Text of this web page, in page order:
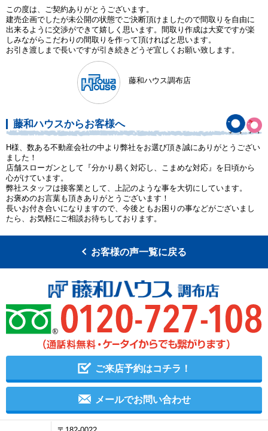
この度は、ご契約ありがとうございます。
建売企画でしたが未公開の状態でご決断頂けましたので間取りを自由に
出来るように交渉ができて嬉しく思います。間取り作成は大変ですが楽
しみながらこだわりの間取りを作って頂ければと思います。
お引き渡しまで長いですが引き続きどうぞ宜しくお願い致します。
藤和ハウス調布店
藤和ハウスからお客様へ
H様、数ある不動産会社の中より弊社をお選び頂き誠にありがとうござい
ました！
店舗スローガンとして『分かり易く対応し、こまめな対応』を日頃から
心がけています。
弊社スタッフは接客業として、上記のような事を大切にしています。
お褒めのお言葉も頂きありがとうございます！
長いお付き合いになりますので、今後ともお困りの事などがございまし
たら、お気軽にご相談お待ちしております。
お客様の声一覧に戻る
ご来店予約はコチラ！
メールでお問い合わせ